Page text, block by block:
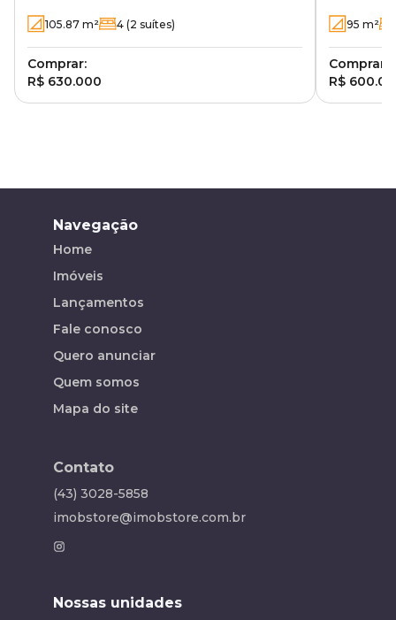
105.87 m² 4 (2 suítes)
Comprar:
R$ 630.000
Gleba
95 m²
Comprar:
R$
Navegação
Home
Imóveis
Lançamentos
Fale conosco
Quero anunciar
Quem somos
Mapa do site
Contato
(43) 3028-5858
imobstore@imobstore.com.br
Nossas unidades